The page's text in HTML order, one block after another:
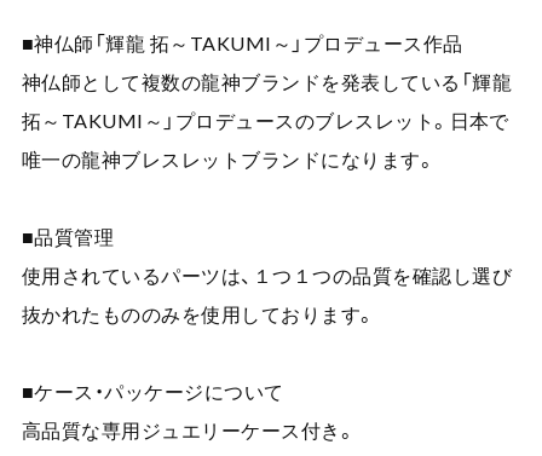
■神仏師「輝龍 拓～TAKUMI～」プロデュース作品
神仏師として複数の龍神ブランドを発表している「輝龍
拓～TAKUMI～」プロデュースのブレスレット。日本で
唯一の龍神ブレスレットブランドになります。
■品質管理
使用されているパーツは、１つ１つの品質を確認し選び
抜かれたもののみを使用しております。
■ケース・パッケージについて
高品質な専用ジュエリーケース付き。